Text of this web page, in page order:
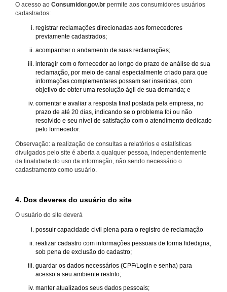
O acesso ao Consumidor.gov.br permite aos consumidores usuários
cadastrados:
registrar reclamações direcionadas aos fornecedores
previamente cadastrados;
acompanhar o andamento de suas reclamações;
interagir com o fornecedor ao longo do prazo de análise de sua
reclamação, por meio de canal especialmente criado para que
informações complementares possam ser inseridas, com
objetivo de obter uma resolução ágil de sua demanda; e
comentar e avaliar a resposta final postada pela empresa, no
prazo de até 20 dias, indicando se o problema foi ou não
resolvido e seu nível de satisfação com o atendimento dedicado
pelo fornecedor.
Observação: a realização de consultas a relatórios e estatísticas
divulgados pelo site é aberta a qualquer pessoa, independentemente
da finalidade do uso da informação, não sendo necessário o
cadastramento como usuário.
4. Dos deveres do usuário do site
O usuário do site deverá
possuir capacidade civil plena para o registro de reclamação
realizar cadastro com informações pessoais de forma fidedigna,
sob pena de exclusão do cadastro;
guardar os dados necessários (CPF/Login e senha) para
acesso a seu ambiente restrito;
manter atualizados seus dados pessoais;